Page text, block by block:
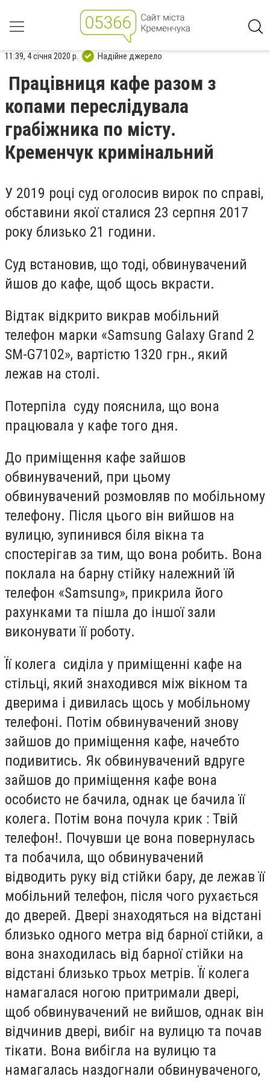
11:39, 4 січня 2020 р. Надійне джерело
Працівниця кафе разом з
копами переслідувала
грабіжника по місту.
Кременчук кримінальний
У 2019 році суд оголосив вирок по справі,
обставини якої сталися 23 серпня 2017
року близько 21 години.
Суд встановив, що тоді, обвинувачений
йшов до кафе, щоб щось вкрасти.
Відтак відкрито викрав мобільний
телефон марки «Samsung Galaxy Grand 2
SM-G7102», вартістю 1320 грн., який
лежав на столі.
Потерпіла суду пояснила, що вона
працювала у кафе того дня.
До приміщення кафе зайшов
обвинувачений, при цьому
обвинувачений розмовляв по мобільному
телефону. Після цього він вийшов на
вулицю, зупинився біля вікна та
спостерігав за тим, що вона робить. Вона
поклала на барну стійку належний їй
телефон «Samsung», прикрила його
рахунками та пішла до іншої зали
виконувати її роботу.
Її колега сиділа у приміщенні кафе на
стільці, який знаходився між вікном та
дверима і дивилась щось у мобільному
телефоні. Потім обвинувачений знову
зайшов до приміщення кафе, начебто
подивитись. Як обвинувачений вдруге
зайшов до приміщення кафе вона
особисто не бачила, однак це бачила її
колега. Потім вона почула крик : Твій
телефон!. Почувши це вона повернулась
та побачила, що обвинувачений
відводить руку від стійки бару, де лежав її
мобільний телефон, після чого рухається
до дверей. Двері знаходяться на відстані
близько одного метра від барної стійки, а
вона знаходилась від барної стійки на
відстані близько трьох метрів. Її колега
намагалася ногою притримали двері,
щоб обвинувачений не вийшов, однак він
відчинив двері, вибіг на вулицю та почав
тікати. Вона вибігла на вулицю та
намагалась наздогнали обвинуваченого,